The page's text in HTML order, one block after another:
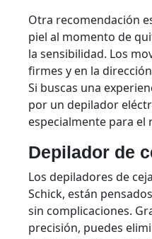
Otra recomendación
piel al momento de
la sensibilidad. Los
firmes y en la
Si buscas una
por un depilador
especialmente para el
Depilador de
Los depiladores de
Schick, están
sin complicaciones.
precisión, puedes